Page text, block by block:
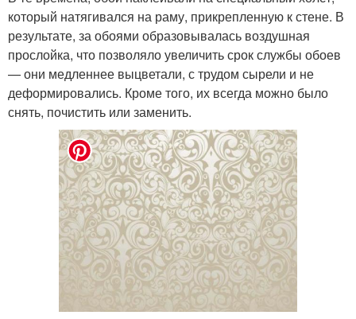
который натягивался на раму, прикрепленную к стене. В
результате, за обоями образовывалась воздушная
прослойка, что позволяло увеличить срок службы обоев
— они медленнее выцветали, с трудом сырели и не
деформировались. Кроме того, их всегда можно было
снять, почистить или заменить.